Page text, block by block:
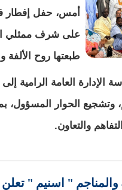
أمس، حفل إفطار
على شرف ممثلي
طبعتها روح الألفة
العامة الرامية
وتشجيع الحوار
والتعاون.
والمناجم " اسنيم "